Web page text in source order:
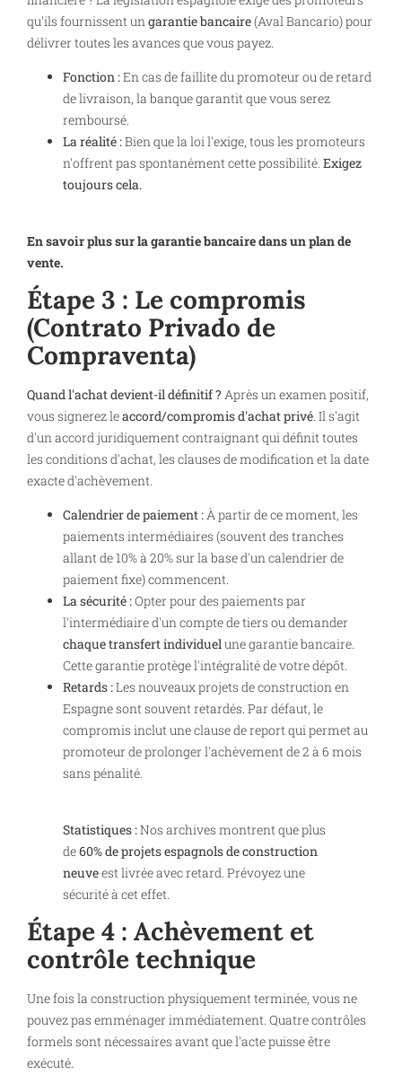
qu'ils fournissent ungarantie bancaire(Aval Bancario) pour
délivrer toutes les avances que vous payez.
Fonction :En cas de faillite du promoteur ou de retard
de livraison, la banque garantit que vous serez
remboursé.
La réalité :Bien que la loi l'exige, tous les promoteurs
n'offrent pas spontanément cette possibilité. Exigez
toujours cela.
En savoir plus sur la garantie bancaire dans un plan de
vente.
Étape 3 : Le compromis
(Contrato Privado de
Compraventa)
Quand l'achat devient-il définitif ? Après un examen positif,
vous signerez leaccord/compromis d'achat privé. Il s'agit
d'un accord juridiquement contraignant qui définit toutes
les conditions d'achat, les clauses de modification et la date
exacte d'achèvement.
Calendrier de paiement :À partir de ce moment, les
paiements intermédiaires (souvent des tranches
allant de 10% à 20% sur la base d'un calendrier de
paiement fixe) commencent.
La sécurité :Opter pour des paiements par
l'intermédiaire d'un compte de tiers ou demander
chaque transfert individuelune garantie bancaire.
Cette garantie protège l'intégralité de votre dépôt.
Retards :Les nouveaux projets de construction en
Espagne sont souvent retardés. Par défaut, le
compromis inclut une clause de report qui permet au
promoteur de prolonger l'achèvement de 2 à 6 mois
sans pénalité.
Statistiques :Nos archives montrent que plus
de60% de projets espagnols de construction
neuveest livrée avec retard. Prévoyez une
sécurité à cet effet.
Étape 4 : Achèvement et
contrôle technique
Une fois la construction physiquement terminée, vous ne
pouvez pas emménager immédiatement. Quatre contrôles
formels sont nécessaires avant que l'acte puisse être
exécuté.